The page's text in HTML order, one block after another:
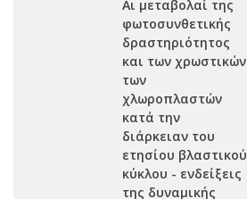
Αι μεταβολαί της
φωτοσυνθετικής
δραστηριότητος
και των χρωστικών
των
χλωροπλαστών
κατά την
διάρκειαν του
ετησίου βλαστικού
κύκλου - ενδείξεις
της δυναμικής